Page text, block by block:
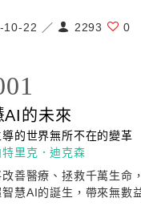
10-22 ／ 2293 0
AI的未來
導的世界無所不在的變革
特里克．迪克森
改善醫療、拯救千萬生命
智慧AI的誕生，帶來無數